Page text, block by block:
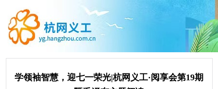
学领袖智慧，迎七一荣光|杭网义工·阅享会第19期